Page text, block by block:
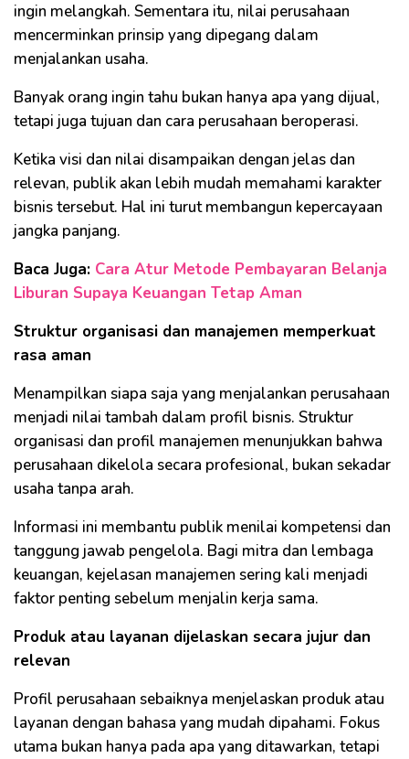
ingin melangkah. Sementara itu, nilai perusahaan
mencerminkan prinsip yang dipegang dalam
menjalankan usaha.
Banyak orang ingin tahu bukan hanya apa yang dijual,
tetapi juga tujuan dan cara perusahaan beroperasi.
Ketika visi dan nilai disampaikan dengan jelas dan
relevan, publik akan lebih mudah memahami karakter
bisnis tersebut. Hal ini turut membangun kepercayaan
jangka panjang.
Baca Juga: Cara Atur Metode Pembayaran Belanja
Liburan Supaya Keuangan Tetap Aman
Struktur organisasi dan manajemen memperkuat
rasa aman
Menampilkan siapa saja yang menjalankan perusahaan
menjadi nilai tambah dalam profil bisnis. Struktur
organisasi dan profil manajemen menunjukkan bahwa
perusahaan dikelola secara profesional, bukan sekadar
usaha tanpa arah.
Informasi ini membantu publik menilai kompetensi dan
tanggung jawab pengelola. Bagi mitra dan lembaga
keuangan, kejelasan manajemen sering kali menjadi
faktor penting sebelum menjalin kerja sama.
Produk atau layanan dijelaskan secara jujur dan
relevan
Profil perusahaan sebaiknya menjelaskan produk atau
layanan dengan bahasa yang mudah dipahami. Fokus
utama bukan hanya pada apa yang ditawarkan, tetapi